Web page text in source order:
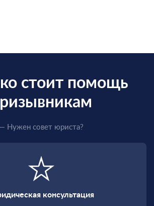
стоит помощь
— Нужен совет юриста?
консультация